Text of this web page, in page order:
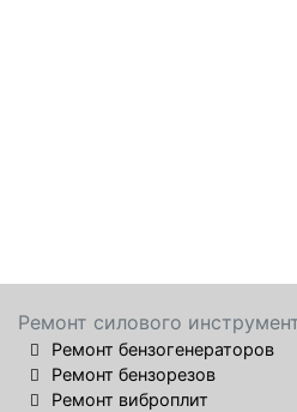
Ремонт силового
Ремонт бензогенераторов
Ремонт бензорезов
Ремонт виброплит